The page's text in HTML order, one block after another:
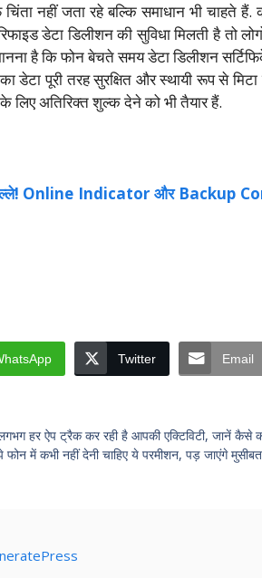
नहीं जता रहे बल्कि समाधान भी चाहते
डेटा डिलीशन की सुविधा मिलती है तो
है कि फोन बेचते समय डेटा डिलीशन
डेटा पूरी तरह सुरक्षित और स्थायी रूप से
लिए अतिरिक्त शुल्क देने को भी तैयार हैं.
Online Indicator और Backup
Twitter Email
हर ऐप ट्रैक कर रही है आपकी एक्टिविटी, जानें कैसे
में कभी नहीं देनी चाहिए ये परमीशन, पड़ जाएंगे